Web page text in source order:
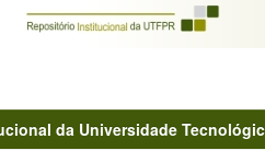
da Universidade